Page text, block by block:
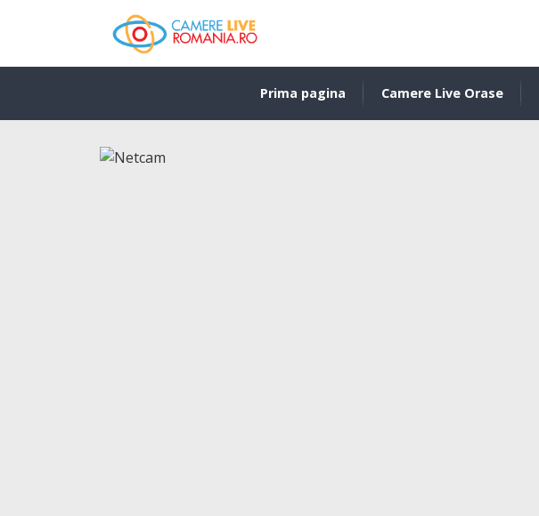
Prima pagina Camere Live Orase